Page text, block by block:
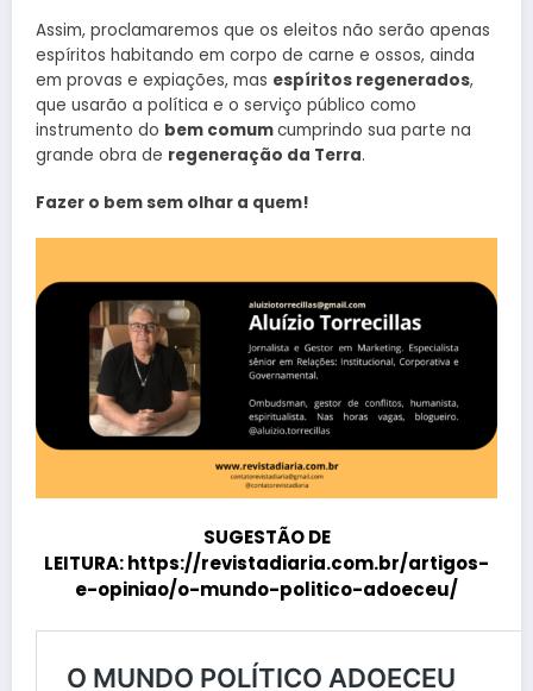
Assim, proclamaremos que os eleitos não serão apenas
espíritos habitando em corpo de carne e ossos, ainda
em provas e expiações, mas espíritos regenerados,
que usarão a política e o serviço público como
instrumento do bem comumcumprindo sua parte na
grande obra de regeneração da Terra.
Fazer o bem sem olhar a quem!
SUGESTÃO DE
LEITURA:https://revistadiaria.com.br/artigos-
e-opiniao/o-mundo-politico-adoeceu/